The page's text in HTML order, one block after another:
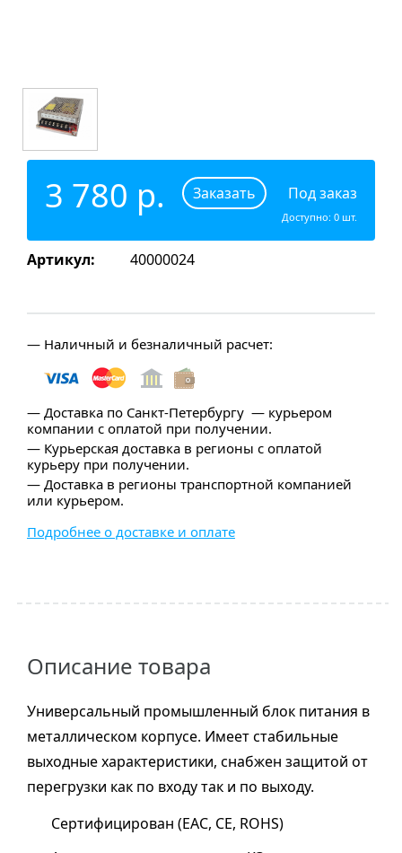
3 780 р. Заказать Под заказ
Доступно: 0 шт.
Артикул: 40000024
— Наличный и безналичный расчет:
— Доставка по Санкт-Петербургу — курьером
компании с оплатой при получении.
— Курьерская доставка в регионы с оплатой
курьеру при получении.
— Доставка в регионы транспортной компанией
или курьером.
Подробнее о доставке и оплате
Описание товара
Универсальный промышленный блок питания в
металлическом корпусе. Имеет стабильные
выходные характеристики, снабжен защитой от
перегрузки как по входу так и по выходу.
Сертифицирован (EAC, CE, ROHS)